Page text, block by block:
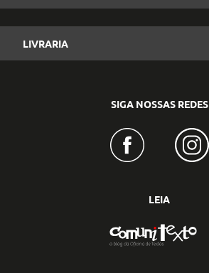
LIVRARIA
SIGA NOSSAS REDES
LEIA